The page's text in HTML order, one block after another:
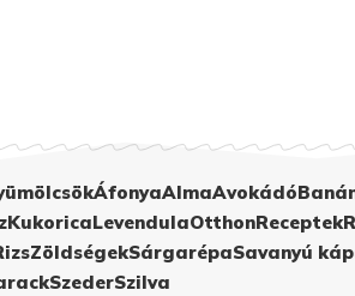
ÁfonyaAlmaAvokádó
KukoricaLevendulaOtthonReceptek
ZöldségekSárgarépaSavanyú
SzederSzilva